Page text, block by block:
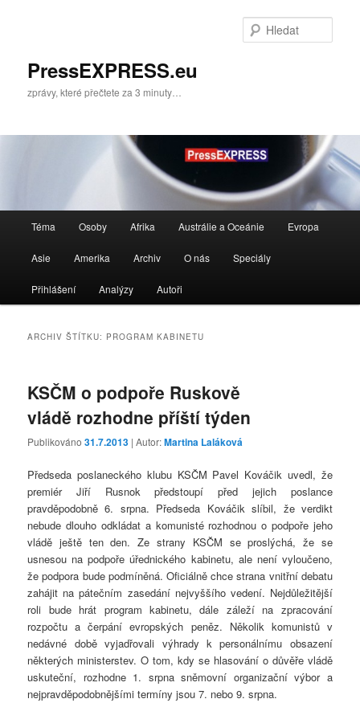
paneluPressEXPRESS.eu
zprávy, které přečtete za 3 minuty…
navigační
Téma Osoby Afrika Austrálie a Oceánie Evropa
Asie Amerika Archiv O nás Speciály
Přihlášení Analýzy Autoři
ARCHIV ŠTÍTKU: PROGRAM KABINETU
KSČM o podpoře Ruskově
vládě rozhodne příští týden
Publikováno31.7.2013 | Autor:Martina Laláková
Předseda poslaneckého klubu KSČM Pavel Kováčik uvedl, že
premiér Jiří Rusnok předstoupí před jejich poslance
pravděpodobně 6. srpna. Předseda Kováčik slíbil, že verdikt
nebude dlouho odkládat a komunisté rozhodnou o podpoře jeho
vládě ještě ten den. Ze strany KSČM se proslýchá, že se
usnesou na podpoře úřednického kabinetu, ale není vyloučeno,
že podpora bude podmíněná. Oficiálně chce strana vnitřní debatu
zahájit na pátečním zasedání nejvyššího vedení. Nejdůležitější
roli bude hrát program kabinetu, dále záleží na zpracování
rozpočtu a čerpání evropských peněz. Několik komunistů v
nedávné době vyjadřovali výhrady k personálnímu obsazení
některých ministerstev. O tom, kdy se hlasování o důvěře vládě
uskuteční, rozhodne 1. srpna sněmovní organizační výbor a
nejpravděpodobnějšími termíny jsou 7. nebo 9. srpna.